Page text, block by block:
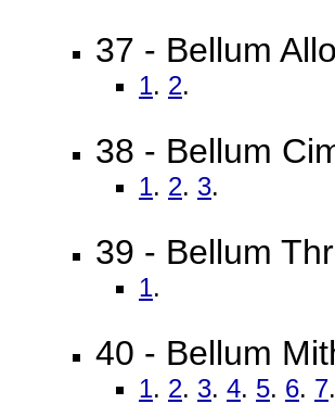
37 - Bellum
1. 2.
38 - Bellum
1. 2. 3.
39 - Bellum
1.
40 - Bellum
1. 2. 3. 4. 5. 6. 7.